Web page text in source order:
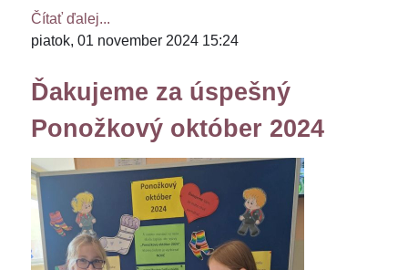
Čítať ďalej...
piatok, 01 november 2024 15:24
Ďakujeme za úspešný
Ponožkový október 2024